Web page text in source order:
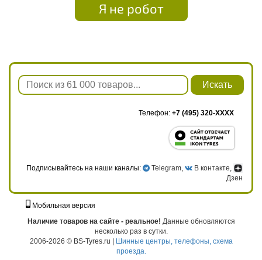
Я не робот
Искать
Телефон: +7 (495) 320-XXXX
Подписывайтесь на наши каналы: Telegram , В контакте
Дзен
Мобильная версия
Наличие товаров на сайте - реальное! Данные обновляются
несколько раз в сутки.
2006-2026 © BS-Tyres.ru | Шинные центры, телефоны, схема
проезда.